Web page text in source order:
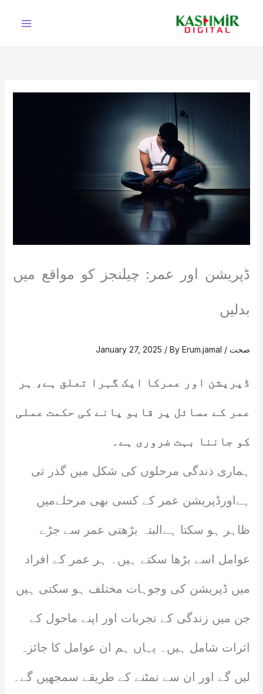
ڈپریشن اور عمر: چیلنجز کو مواقع میں
بدلیں
صحت /
January 27, 2025 / ByErum.jamal
ڈپریشن اور عمرکا ایک گہرا تعلق ہے، ہر
عمر کے مسائل پر قابو پانے کی حکمت عملی
کو جاننا بہت ضروری ہے۔
ہماری ذندگی مرحلوں کی شکل میں گذر تی
ہےاورڈپریشن عمر کے کسی بھی مرحلےمیں
ظاہر ہو سکتا ہےالبتہ بڑھتی عمر سے جڑے
عوامل اسے بڑھا سکتے ہیں۔ ہر عمر کے افراد
میں ڈپریشن کی وجوہات مختلف ہو سکتی ہیں
جن میں زندگی کے تجربات اور اپنے ماحول کے
اثرات شامل ہیں۔ یہاں ہم ان عوامل کا جائزہ
لیں گے اور ان سے نمٹنے کے طریقے سمجھیں گے۔